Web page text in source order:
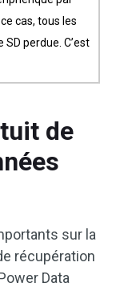
cas, tous les
perdue. C’est
de
sur la
récupération
Data